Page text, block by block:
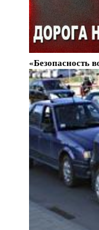
«Безопасность